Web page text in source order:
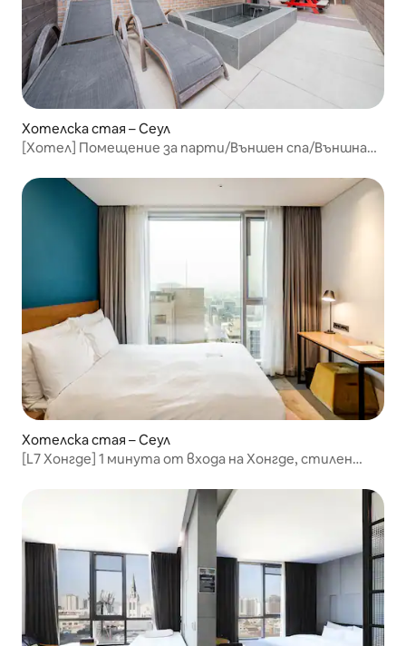
Хотелска стая – Сеул
[Хотел] Помещение за парти/Външен спа/Външна
Хотелска стая – Сеул
[L7 Хонгде] 1 минута от входа на Хонгде, стилен
стандартен семеен хотел